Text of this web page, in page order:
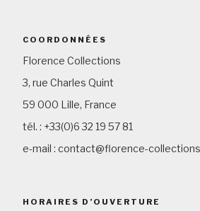
COORDONNÉES
Florence Collections
3, rue Charles Quint
59 000 Lille, France
tél. : +33(0)6 32 19 57 81
e-mail : contact@florence-
HORAIRES D’OUVERTURE